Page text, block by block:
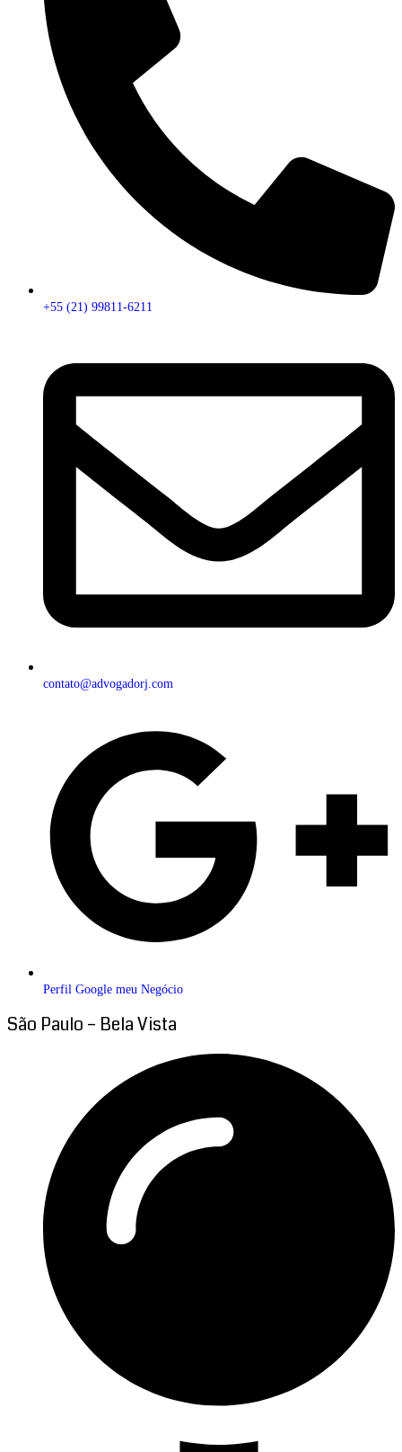
+55 (21) 99811-6211
contato@advogadorj.com
Perfil Google meu Negócio
São Paulo – Bela Vista